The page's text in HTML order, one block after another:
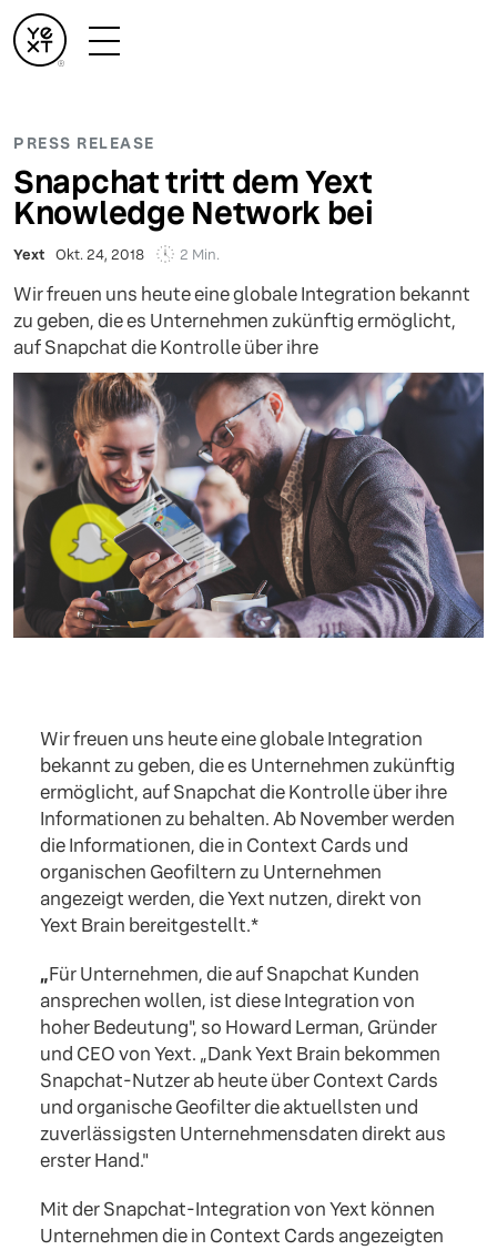
PRESS RELEASE
Snapchat tritt dem Yext
Knowledge Network bei
Yext Okt. 24, 2018 2 Min.
Wir freuen uns heute eine globale Integration bekannt
zu geben, die es Unternehmen zukünftig ermöglicht,
auf Snapchat die Kontrolle über ihre
Wir freuen uns heute eine globale Integration
bekannt zu geben, die es Unternehmen zukünftig
ermöglicht, auf Snapchat die Kontrolle über ihre
Informationen zu behalten. Ab November werden
die Informationen, die in Context Cards und
organischen Geofiltern zu Unternehmen
angezeigt werden, die Yext nutzen, direkt von
Yext Brain bereitgestellt.*
„Für Unternehmen, die auf Snapchat Kunden
ansprechen wollen, ist diese Integration von
hoher Bedeutung", so Howard Lerman, Gründer
und CEO von Yext. „Dank Yext Brain bekommen
Snapchat-Nutzer ab heute über Context Cards
und organische Geofilter die aktuellsten und
zuverlässigsten Unternehmensdaten direkt aus
erster Hand."
Mit der Snapchat-Integration von Yext können
Unternehmen die in Context Cards angezeigten